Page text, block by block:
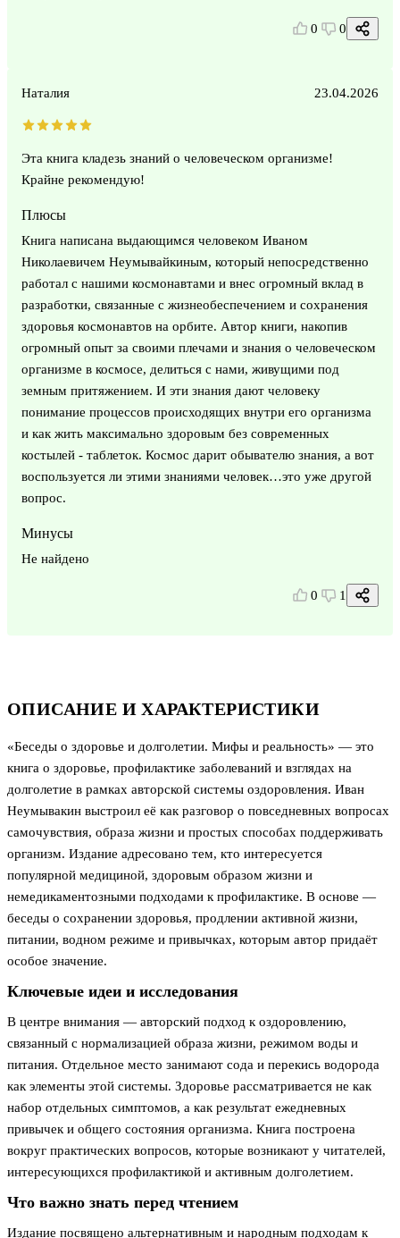
ОПИСАНИЕ И ХАРАКТЕРИСТИКИ
«Беседы о здоровье и долголетии. Мифы и реальность» — это
книга о здоровье, профилактике заболеваний и взглядах на
долголетие в рамках авторской системы оздоровления. Иван
Неумывакин выстроил её как разговор о повседневных вопросах
самочувствия, образа жизни и простых способах поддерживать
организм. Издание адресовано тем, кто интересуется
популярной медициной, здоровым образом жизни и
немедикаментозными подходами к профилактике. В основе —
беседы о сохранении здоровья, продлении активной жизни,
питании, водном режиме и привычках, которым автор придаёт
особое значение.
Ключевые идеи и исследования
В центре внимания — авторский подход к оздоровлению,
связанный с нормализацией образа жизни, режимом воды и
питания. Отдельное место занимают сода и перекись водорода
как элементы этой системы. Здоровье рассматривается не как
набор отдельных симптомов, а как результат ежедневных
привычек и общего состояния организма. Книга построена
вокруг практических вопросов, которые возникают у читателей,
интересующихся профилактикой и активным долголетием.
Что важно знать перед чтением
Издание посвящено альтернативным и народным подходам к
0 0
Наталия 23.04.2026
Эта книга кладезь знаний о человеческом организме!
Крайне рекомендую!
Плюсы
Книга написана выдающимся человеком Иваном
Николаевичем Неумывайкиным, который непосредственно
работал с нашими космонавтами и внес огромный вклад в
разработки, связанные с жизнеобеспечением и сохранения
здоровья космонавтов на орбите. Автор книги, накопив
огромный опыт за своими плечами и знания о человеческом
организме в космосе, делиться с нами, живущими под
земным притяжением. И эти знания дают человеку
понимание процессов происходящих внутри его организма
и как жить максимально здоровым без современных
костылей - таблеток. Космос дарит обывателю знания, а вот
воспользуется ли этими знаниями человек…это уже другой
вопрос.
Минусы
Не найдено
0 1